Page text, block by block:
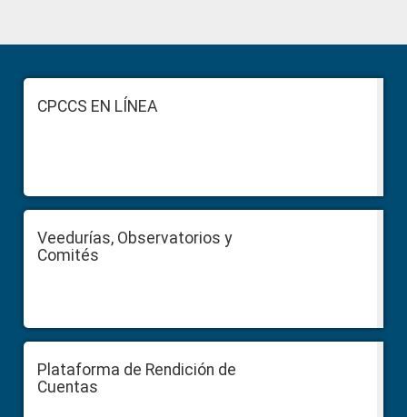
Sidebar
FooterCPCCS EN LÍNEA
Veedurías, Observatorios y
Comités
Plataforma de Rendición de
Cuentas